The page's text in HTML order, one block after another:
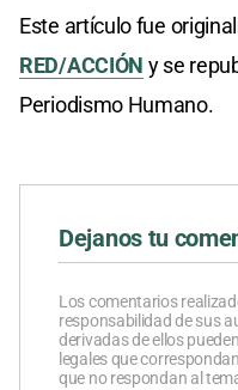
Este artículo fue
RED/ACCIÓN y se
Periodismo Humano.
Dejanos tu
Los comentarios
responsabilidad de sus
derivadas de ellos
legales que
que no respondan al